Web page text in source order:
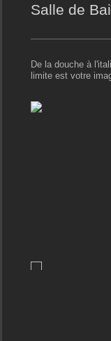
Salle de
De la douche à
limite est votre